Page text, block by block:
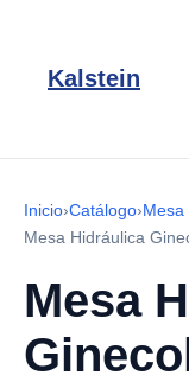
Kalstein
Inicio›Catálogo›Mesa
Mesa Hidráulica
Mesa